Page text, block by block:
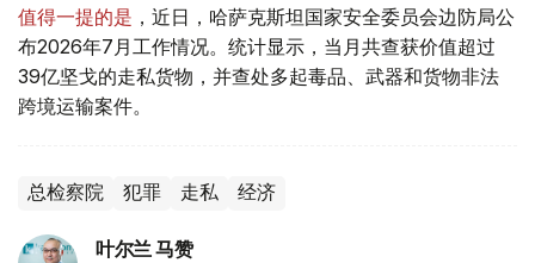
值得一提的是 ，近日，哈萨克斯坦国家安全委员会边防局公
布2026年7月工作情况。统计显示，当月共查获价值超过
39亿坚戈的走私货物，并查处多起毒品、武器和货物非法
跨境运输案件。
总检察院 犯罪 走私 经济
叶尔兰 马赞